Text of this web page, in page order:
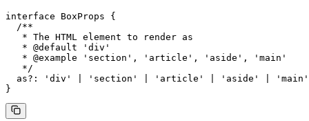
interface BoxProps {
  /**
   * The HTML element to render as
   *
@default ' div '
   *
@example 'section', 'article', 'aside', 'main'
   */
  as
?: 'div' 'section' 'article' 'aside'
'main'
}